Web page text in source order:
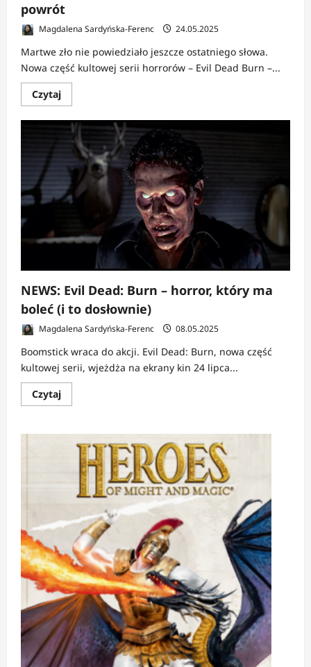
powrót
Magdalena Sardyńska-Ferenc 24.05.2025
Martwe zło nie powiedziało jeszcze ostatniego słowa.
Nowa część kultowej serii horrorów – Evil Dead Burn –...
CzytajDowiedz
się
o
NEWS:
Evil
Dead
Burn
zapowiada
brutalny
powrót
NEWS: Evil Dead: Burn – horror, który ma
boleć (i to dosłownie)
Magdalena Sardyńska-Ferenc 08.05.2025
Boomstick wraca do akcji. Evil Dead: Burn, nowa część
kultowej serii, wjeżdża na ekrany kin 24 lipca...
CzytajDowiedz
się
NEWS:
Evil
Dead:
Burn
horror,
który
(i
to
dosłownie)